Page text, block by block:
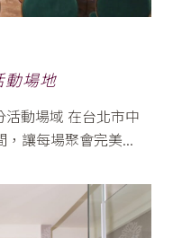
場地
動場域 在台北市中
讓每場聚會完美...